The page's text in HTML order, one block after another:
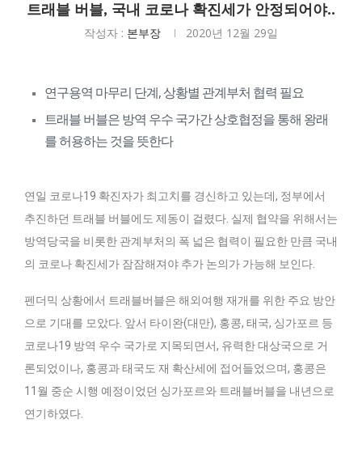
트래블 버블, 국내 코로나 확진세가 안정되어야..
작성자 : 본부장 2020년 12월 29일
연구용역 마무리 단계, 상황별 관계부처 협력 필요
트래블 버블은 방역 우수 국가간 상호협정을 통해 왕래
를 허용하는 것을 뜻한다
연일 코로나19 확진자가 최고치를 경신하고 있는데, 정부에서
추진하던 트래블 버블에도 제동이 걸렸다. 실제 협약을 위해서는
방역당국을 비롯한 관계부처의 폭 넓은 협력이 필요한 만큼 국내
의 코로나 확진세가 잠잠해져야 추가 논의가 가능해 보인다.
펜더믹 상황에서 트래블버블은 해외여행 재개를 위한 주요 방안
으로 기대를 모았다. 앞서 타이완(대만), 홍콩, 태국, 싱가포르 등
코로나19 방역 우수 국가로 지목되면서, 유력한 대상국으로 거
론되었이나, 홍콩과 태국도 재 확산세에 접어들었으며, 홍콩은
11월 중순 시행 예정이었던 싱가포르와 트래블버블을 내년으로
연기하였다.